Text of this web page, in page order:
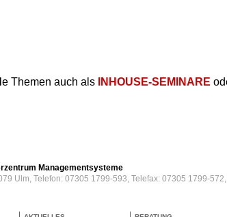
Themen auch als INHOUSE-SEMINARE
Managementsysteme
Ulm, Telefon: 07305 1799-593, Telefax: 07305 1799-